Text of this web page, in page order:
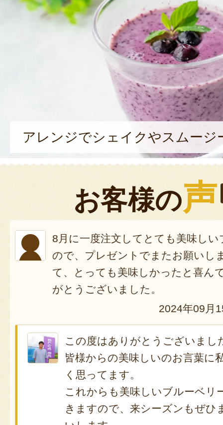
アレンジでシェイクやスムージ
お客様の声
8月に一度注文してとても美味し
ので、プレゼントでまたお願いし
て、とっても美味しかったと喜ん
がとうございました。
2024年09月
この度はありがとうございまし
皆様からの美味しいのお言葉に
く思ってます。
これからも美味しいブルーベリ
きますので、来シーズンもぜひ